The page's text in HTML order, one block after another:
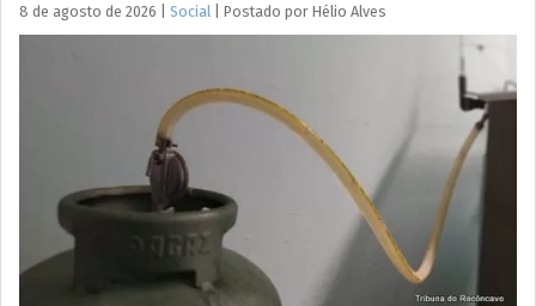
8 de agosto de 2026 Social Postado por Hélio Alves